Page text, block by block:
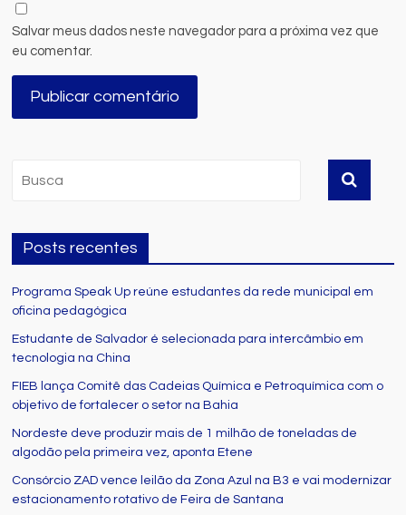
Salvar meus dados neste navegador para a próxima vez que
eu comentar.
Posts recentes
Programa Speak Up reúne estudantes da rede municipal em
oficina pedagógica
Estudante de Salvador é selecionada para intercâmbio em
tecnologia na China
FIEB lança Comitê das Cadeias Química e Petroquímica com o
objetivo de fortalecer o setor na Bahia
Nordeste deve produzir mais de 1 milhão de toneladas de
algodão pela primeira vez, aponta Etene
Consórcio ZAD vence leilão da Zona Azul na B3 e vai modernizar
estacionamento rotativo de Feira de Santana